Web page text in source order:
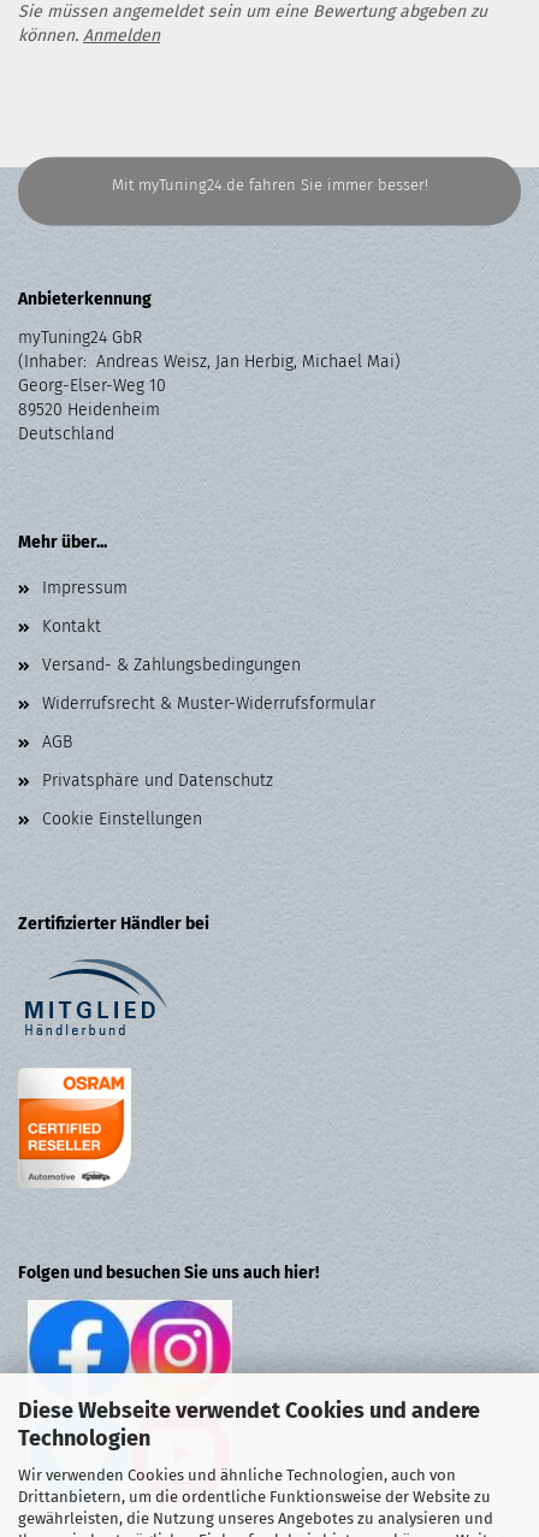
Diese Webseite verwendet Cookies und andere
Technologien
Wir verwenden Cookies und ähnliche Technologien, auch von
Drittanbietern, um die ordentliche Funktionsweise der Website zu
gewährleisten, die Nutzung unseres Angebotes zu analysieren und
Sie müssen angemeldet sein um eine Bewertung abgeben zu
können. Anmelden
Mit myTuning24.de fahren Sie immer besser!
Anbieterkennung
myTuning24 GbR
(Inhaber: Andreas Weisz, Jan Herbig, Michael Mai)
Georg-Elser-Weg 10
89520 Heidenheim
Deutschland
Mehr über...
Impressum
Kontakt
Versand- & Zahlungsbedingungen
Widerrufsrecht & Muster-Widerrufsformular
AGB
Privatsphäre und Datenschutz
Cookie Einstellungen
Zertifizierter Händler bei
Folgen und besuchen Sie uns auch hier!